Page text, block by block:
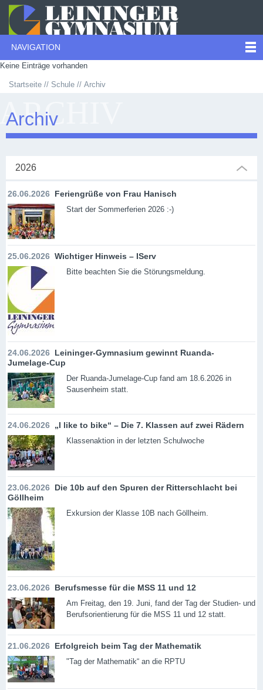
NAVIGATION
Keine Einträge vorhanden
Startseite Schule Archiv
Archiv
2026
26.06.2026 Feriengrüße von Frau Hanisch
Start der Sommerferien 2026 :-)
25.06.2026 Wichtiger Hinweis – IServ
Bitte beachten Sie die Störungsmeldung.
24.06.2026 Leininger-Gymnasium gewinnt Ruanda-
Jumelage-Cup
Der Ruanda-Jumelage-Cup fand am 18.6.2026 in
Sausenheim statt.
24.06.2026 „I like to bike“ – Die 7. Klassen auf zwei Rädern
Klassenaktion in der letzten Schulwoche
23.06.2026 Die 10b auf den Spuren der Ritterschlacht bei
Göllheim
Exkursion der Klasse 10B nach Göllheim.
23.06.2026 Berufsmesse für die MSS 11 und 12
Am Freitag, den 19. Juni, fand der Tag der Studien- und
Berufsorientierung für die MSS 11 und 12 statt.
21.06.2026 Erfolgreich beim Tag der Mathematik
"Tag der Mathematik“ an die RPTU